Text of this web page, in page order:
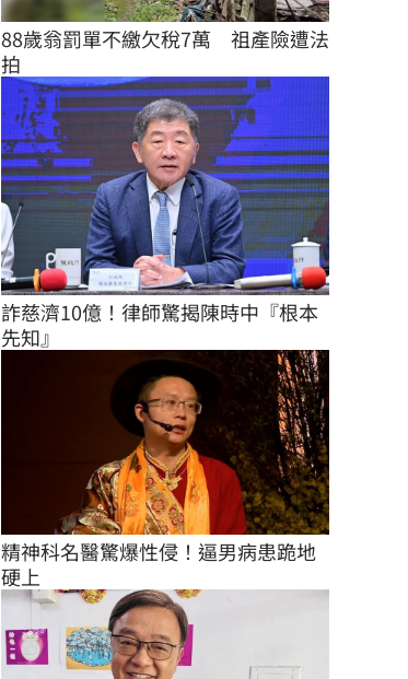
88歲翁罰單不繳欠稅7萬　祖產險遭法
拍
詐慈濟10億！律師驚揭陳時中『根本
先知』
精神科名醫驚爆性侵！逼男病患跪地
硬上